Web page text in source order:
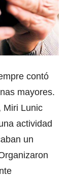
contó
mayores.
Miri Lunic
actividad
un